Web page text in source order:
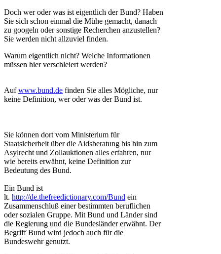
Doch wer oder was ist eigentlich der Bund? Haben
Sie sich schon einmal die Mühe gemacht, danach
zu googeln oder sonstige Recherchen anzustellen?
Sie werden nicht allzuviel finden.
Warum eigentlich nicht? Welche Informationen
müssen hier verschleiert werden?
Aufwww.bund.de finden Sie alles Mögliche, nur
keine Definition, wer oder was der Bund ist.
Sie können dort vom Ministerium für
Staatsicherheit über die Aidsberatung bis hin zum
Asylrecht und Zollauktionen alles erfahren, nur
wie bereits erwähnt, keine Definition zur
Bedeutung des Bund.
Ein Bund ist
lt. http://de.thefreedictionary.com/Bund ein
Zusammenschluß einer bestimmten beruflichen
oder sozialen Gruppe. Mit Bund und Länder sind
die Regierung und die Bundesländer erwähnt. Der
Begriff Bund wird jedoch auch für die
Bundeswehr genutzt.